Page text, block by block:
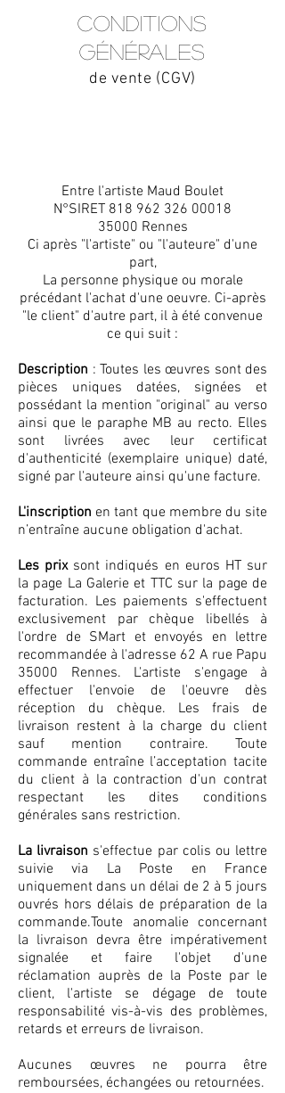
Conditions
générales
de vente (CGV)
Entre l'artiste Maud Boulet
N°SIRET 818 962 326 00018
35000 Rennes
Ci après "l'artiste" ou "l'auteure" d'une
part,
La personne physique ou morale
précédant l'achat d'une oeuvre. Ci-après
"le client" d'autre part, il à été convenue
ce qui suit :
Description : Toutes les œuvres sont des
pièces uniques datées, signées et
possédant la mention "original" au verso
ainsi que le paraphe MB au recto. Elles
sont livrées avec leur certificat
d'authenticité (exemplaire unique) daté,
signé par l'auteure ainsi qu'une facture.
L'inscription en tant que membre du site
n’entraîne aucune obligation d'achat.
Les prixsont indiqués en euros HT sur
la page La Galerie et TTC sur la page de
facturation. Les paiements s'effectuent
exclusivement par chèque libellés à
l'ordre de SMart et envoyés en lettre
recommandée à l'adresse 62 A rue Papu
35000 Rennes. L'artiste s'engage à
effectuer l'envoie de l'oeuvre dès
réception du chèque. Les frais de
livraison restent à la charge du client
sauf mention contraire. Toute
commande entraîne l’acceptation tacite
du client à la contraction d'un contrat
respectant les dites conditions
générales sans restriction.
La livraison s'effectue par colis ou lettre
suivie via La Poste en France
uniquement dans un délai de 2 à 5 jours
ouvrés hors délais de préparation de la
commande.Toute anomalie concernant
la livraison devra être impérativement
signalée et faire l'objet d'une
réclamation auprès de la Poste par le
client, l'artiste se dégage de toute
responsabilité vis-à-vis des problèmes,
retards et erreurs de livraison.
Aucunes œuvres ne pourra être
remboursées, échangées ou retournées.